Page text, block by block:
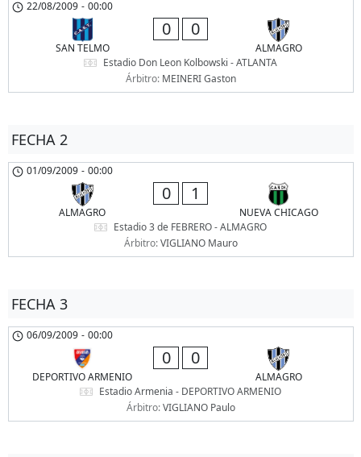
22/08/2009 - 00:00
SAN TELMO
0 0
ALMAGRO
Estadio Don Leon Kolbowski - ATLANTA
Árbitro: MEINERI Gaston
FECHA 2
01/09/2009 - 00:00
ALMAGRO
0 1
NUEVA CHICAGO
Estadio 3 de FEBRERO - ALMAGRO
Árbitro:VIGLIANO Mauro
FECHA 3
06/09/2009 - 00:00
DEPORTIVO ARMENIO
0 0
ALMAGRO
Estadio Armenia - DEPORTIVO ARMENIO
Árbitro:VIGLIANO Paulo